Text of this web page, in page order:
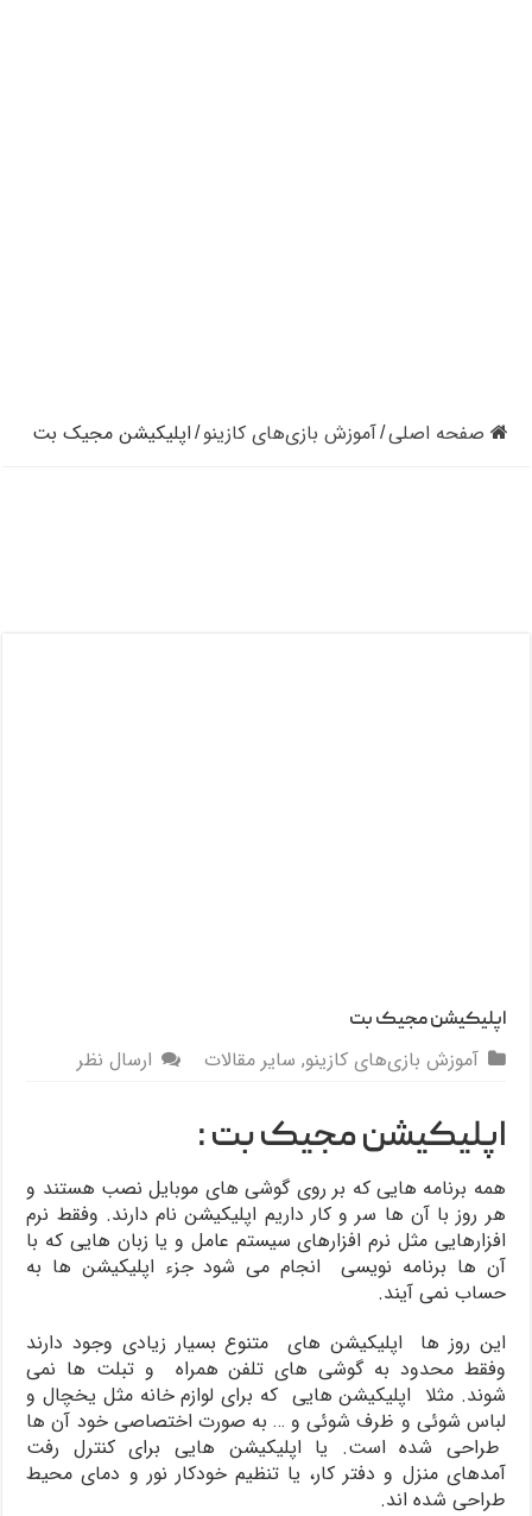
صفحه اصلی/آموزش بازی‌های کازینو / اپلیکیشن مجیک بت
اپلیکیشن مجیک بت
آموزش بازی‌های کازینو, سایر مقالات ارسال نظر
اپلیکیشن مجیک بت :
همه برنامه هایی که بر روی گوشی های موبایل نصب هستند و
هر روز با آن ها سر و کار داریم اپلیکیشن نام دارند. وفقط نرم‌
افزارهایی مثل نرم افزارهای سیستم عامل و یا زبان‌ هایی که با
آن ها برنامه نویسی انجام می شود جزء اپلیکیشن ‌ها به
حساب نمی آیند.
این روز ها اپلیکیشن های متنوع بسیار زیادی وجود دارند
وفقط محدود به گوشی های تلفن همراه و تبلت­ ها نمی
شوند. مثلا اپلیکیشن هایی که برای لوازم خانه مثل یخچال و
لباس ­شوئی و ظرف ­شوئی و … به صورت اختصاصی خود آن ها
طراحی شده است. یا اپلیکیشن هایی برای کنترل رفت
آمدهای منزل و دفتر کار، یا تنظیم خودکار نور و دمای محیط
طراحی شده اند.